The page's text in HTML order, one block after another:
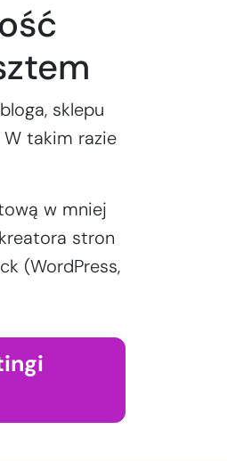
sklepu
takim razie
w mniej
stron
(WordPress,